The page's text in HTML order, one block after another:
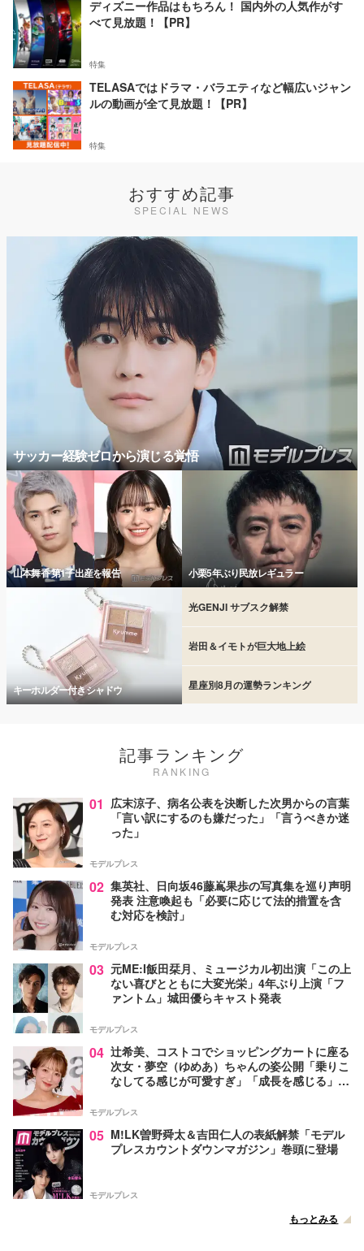
ディズニー作品はもちろん！ 国内外の人気作がす
べて見放題！【PR】
特集
TELASAではドラマ・バラエティなど幅広いジャン
ルの動画が全て見放題！【PR】
特集
おすすめ記事
SPECIAL NEWS
サッカー経験ゼロから演じる覚悟
山本舞香 第1子出産を報告 小栗5年ぶり民放レギュラー
キーホルダー付きシャドウ
光GENJI サブスク解禁
岩田＆イモトが巨大地上絵
星座別8月の運勢ランキング
記事ランキング
RANKING
01 広末涼子、病名公表を決断した次男からの言葉
「言い訳にするのも嫌だった」「言うべきか迷
った」
モデルプレス
02 集英社、日向坂46藤嶌果歩の写真集を巡り声明
発表 注意喚起も「必要に応じて法的措置を含
む対応を検討」
モデルプレス
03 元ME:I飯田栞月、ミュージカル初出演「この上
ない喜びとともに大変光栄」4年ぶり上演「フ
ァントム」城田優らキャスト発表
モデルプレス
04 辻希美、コストコでショッピングカートに座る
次女・夢空（ゆめあ）ちゃんの姿公開「乗りこ
なしてる感じが可愛すぎ」「成長を感じる」の
モデルプレス
05 M!LK曽野舜太＆吉田仁人の表紙解禁「モデル
プレスカウントダウンマガジン」巻頭に登場
モデルプレス
もっとみる